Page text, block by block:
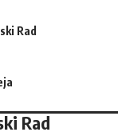
Rad
Rad